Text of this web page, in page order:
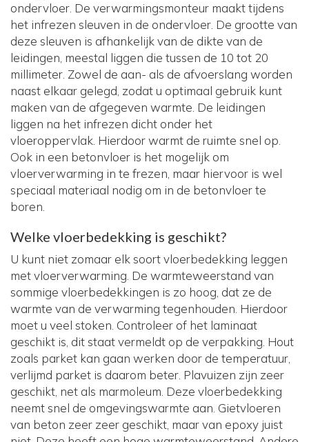
ondervloer. De verwarmingsmonteur maakt tijdens
het infrezen sleuven in de ondervloer. De grootte van
deze sleuven is afhankelijk van de dikte van de
leidingen, meestal liggen die tussen de 10 tot 20
millimeter. Zowel de aan- als de afvoerslang worden
naast elkaar gelegd, zodat u optimaal gebruik kunt
maken van de afgegeven warmte. De leidingen
liggen na het infrezen dicht onder het
vloeroppervlak. Hierdoor warmt de ruimte snel op.
Ook in een betonvloer is het mogelijk om
vloerverwarming in te frezen, maar hiervoor is wel
speciaal materiaal nodig om in de betonvloer te
boren.
Welke vloerbedekking is geschikt?
U kunt niet zomaar elk soort vloerbedekking leggen
met vloerverwarming. De warmteweerstand van
sommige vloerbedekkingen is zo hoog, dat ze de
warmte van de verwarming tegenhouden. Hierdoor
moet u veel stoken. Controleer of het laminaat
geschikt is, dit staat vermeldt op de verpakking. Hout
zoals parket kan gaan werken door de temperatuur,
verlijmd parket is daarom beter. Plavuizen zijn zeer
geschikt, net als marmoleum. Deze vloerbedekking
neemt snel de omgevingswarmte aan. Gietvloeren
van beton zeer zeer geschikt, maar van epoxy juist